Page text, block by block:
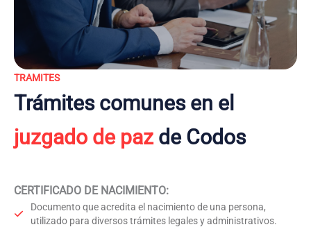
TRAMITES
Trámites comunes en el
juzgado de pazde Codos
CERTIFICADO DE NACIMIENTO:
Documento que acredita el nacimiento de una persona,
utilizado para diversos trámites legales y administrativos.